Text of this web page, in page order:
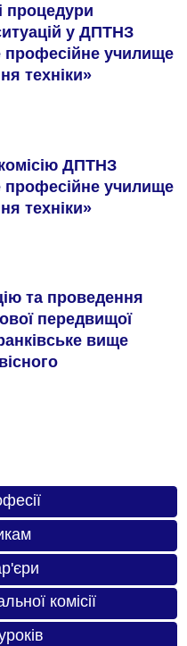
процедури
у ДПТНЗ
професійне училище
техніки»
ДПТНЗ
професійне училище
техніки»
та проведення
передвищої
вище
комісії